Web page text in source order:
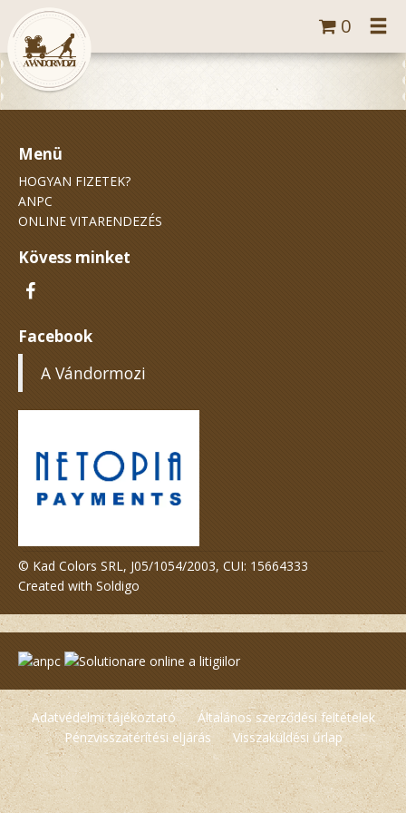
0
Menü
HOGYAN FIZETEK?
ANPC
ONLINE VITARENDEZÉS
Kövess minket
Facebook
A Vándormozi
© Kad Colors SRL, J05/1054/2003, CUI: 15664333
Created with Soldigo
Adatvédelmi tájékoztató
Általános szerződési feltételek
Pénzvisszatérítési eljárás
Visszaküldési űrlap